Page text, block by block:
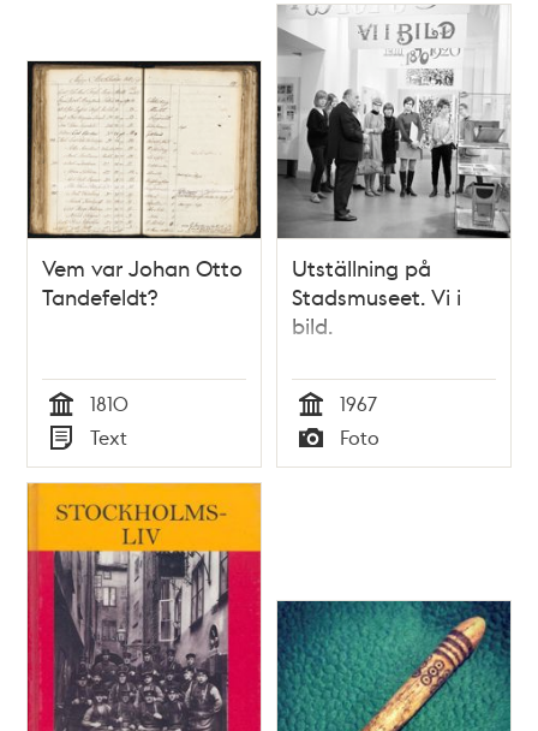
Vem var Johan Otto
Tandefeldt?
Tid
1810
Typ
Text
Utställning på
Stadsmuseet. Vi i
bild.
Tid
1967
Typ
Foto